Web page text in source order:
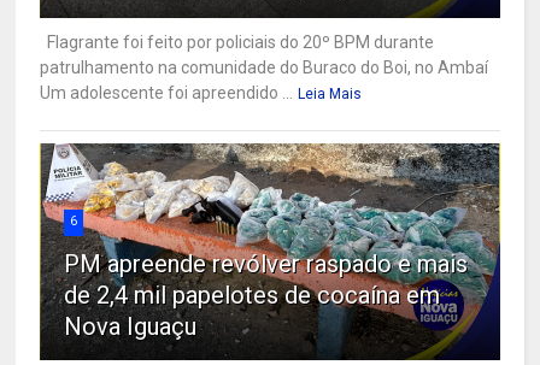
Flagrante foi feito por policiais do 20º BPM durante
patrulhamento na comunidade do Buraco do Boi, no Ambaí
Um adolescente foi apreendido ...
Leia Mais
6
PM apreende revólver raspado e mais
de 2,4 mil papelotes de cocaína em
Nova Iguaçu